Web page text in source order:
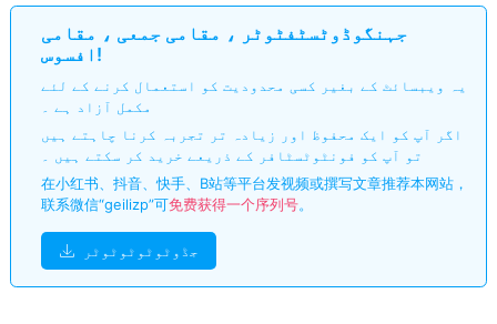
جہنگوڈوٹسٹفٹوٹر ، مقامی جمعی ، مقامی
افسوس!
یہ ویبسائٹ کے بغیر کسی محدودیت کو استعمال کرنے کے لئے
مکمل آزاد ہے ۔
اگر آپ کو ایک محفوظ اور زیادہ تر تجربہ کرنا چاہتے ہیں
تو آپ کو فونٹوٹسٹافر کے ذریعے خرید کر سکتے ہیں ۔
在小红书、抖音、快手、B站等平台发视频或撰写文章推荐本网站，
联系微信“geilizp”可免费获得一个序列号。
جڈوٹوٹوٹوٹوٹر